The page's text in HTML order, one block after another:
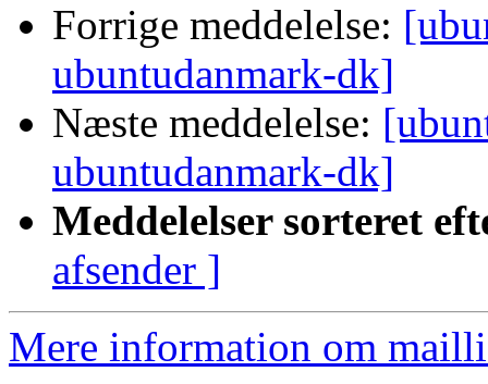
Forrige meddelelse:
ubuntudanmark-dk]
Næste meddelelse:
ubuntudanmark-dk]
Meddelelser sorteret
afsender ]
Mere information om